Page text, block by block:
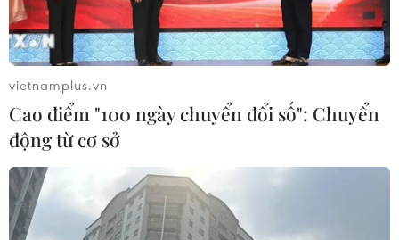
vietnamplus.vn
Cao điểm "100 ngày chuyển đổi số": Chuyển
động từ cơ sở